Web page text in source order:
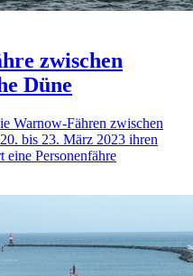
zwischen
Düne
Warnow-Fähren zwischen
bis 23. März 2023 ihren
Personenfähre